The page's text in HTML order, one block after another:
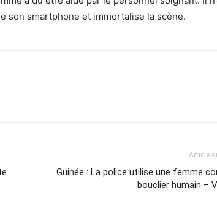
son smartphone et immortalise la scène.
Article
Guinée : La police utilise une femme
bouclier humain –